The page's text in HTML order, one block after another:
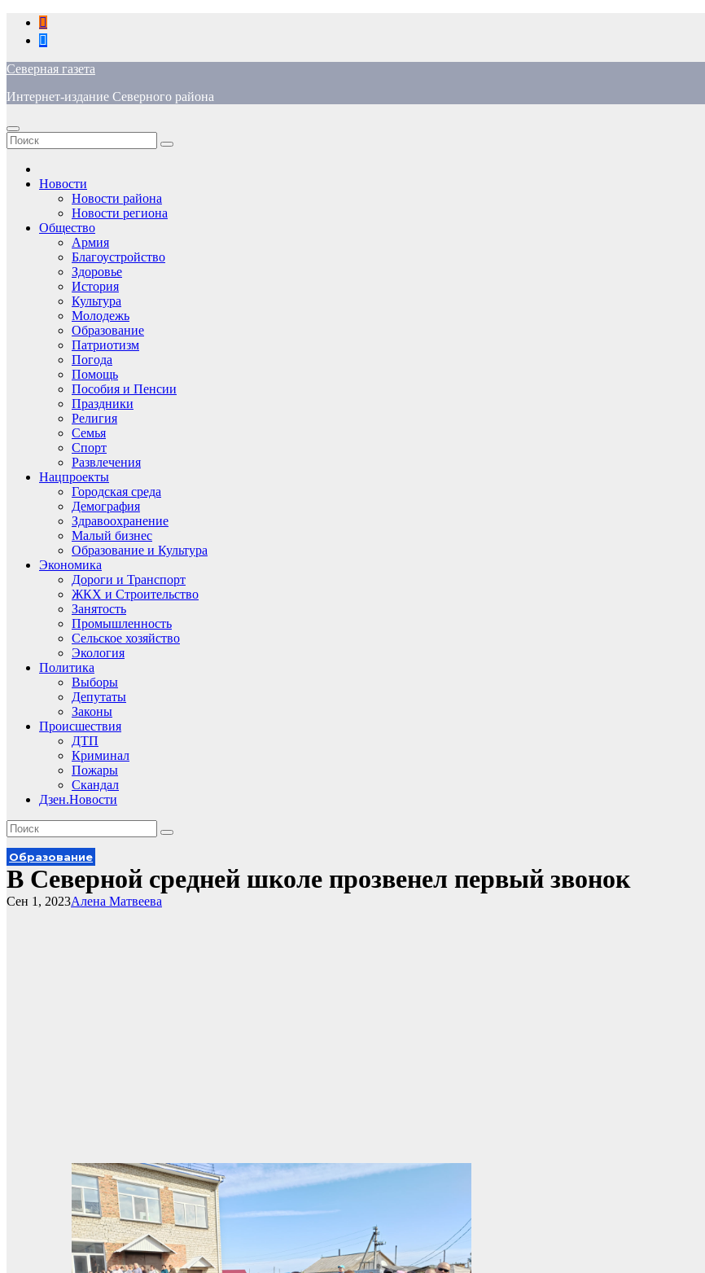
Перейти
содержимому
Северная газета
Интернет-издание Северного района
Новости
Новости района
Новости региона
Общество
Армия
Благоустройство
Здоровье
История
Культура
Молодежь
Образование
Патриотизм
Погода
Помощь
Пособия и Пенсии
Праздники
Религия
Семья
Спорт
Развлечения
Нацпроекты
Городская среда
Демография
Здравоохранение
Малый бизнес
Образование и Культура
Экономика
Дороги и Транспорт
ЖКХ и Строительство
Занятость
Промышленность
Сельское хозяйство
Экология
Политика
Выборы
Депутаты
Законы
Происшествия
ДТП
Криминал
Пожары
Скандал
Дзен.Новости
Образование
В Северной средней школе прозвенел первый звонок
Алена Матвеева
Сен 1, 2023